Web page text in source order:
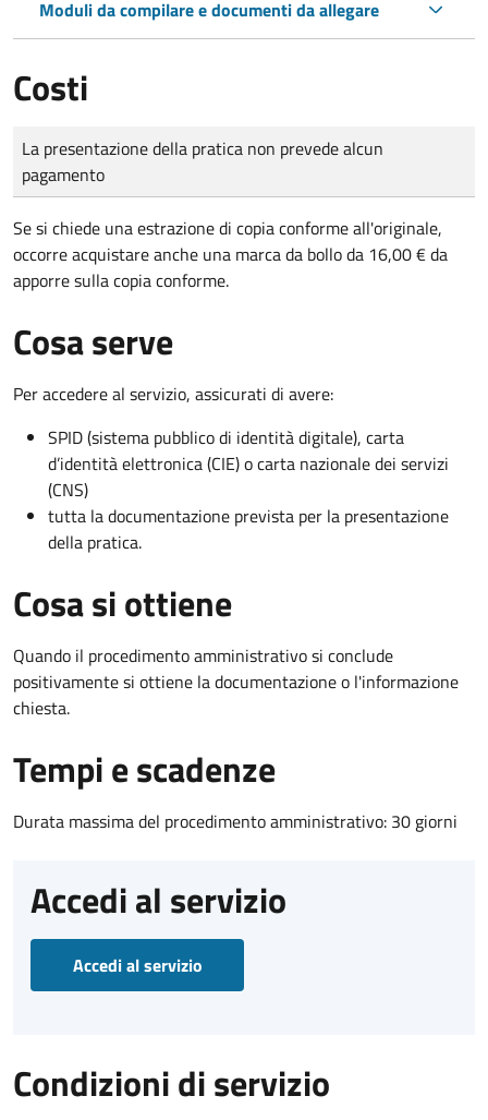
Moduli da compilare e documenti da allegare
Costi
Tipo di pagamento
Importo
La presentazione della pratica non prevede alcun
pagamento
Se si chiede una estrazione di copia conforme all'originale,
occorre acquistare anche una marca da bollo da 16,00 € da
apporre sulla copia conforme.
Cosa serve
Per accedere al servizio, assicurati di avere:
SPID (sistema pubblico di identità digitale), carta
d’identità elettronica (CIE) o carta nazionale dei servizi
(CNS)
tutta la documentazione prevista per la presentazione
della pratica.
Cosa si ottiene
Quando il procedimento amministrativo si conclude
positivamente si ottiene la documentazione o l'informazione
chiesta.
Tempi e scadenze
Durata massima del procedimento amministrativo: 30 giorni
Accedi al servizio
Accedi al servizio
Condizioni di servizio